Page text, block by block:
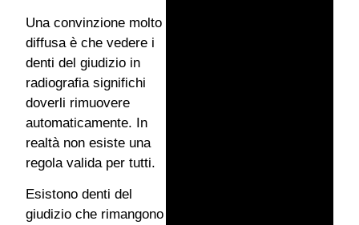
Una convinzione molto
diffusa è che vedere i
denti del giudizio in
radiografia significhi
doverli rimuovere
automaticamente. In
realtà non esiste una
regola valida per tutti.
Esistono denti del
giudizio che rimangono